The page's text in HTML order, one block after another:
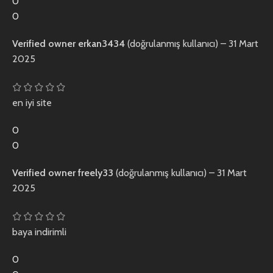
0
Verified owner erkan3434 (doğrulanmış kullanıcı) – 31 Mart
2025
en iyi site
0
0
Verified ownerfreely33 (doğrulanmış kullanıcı) – 31 Mart
2025
baya indirimli
0